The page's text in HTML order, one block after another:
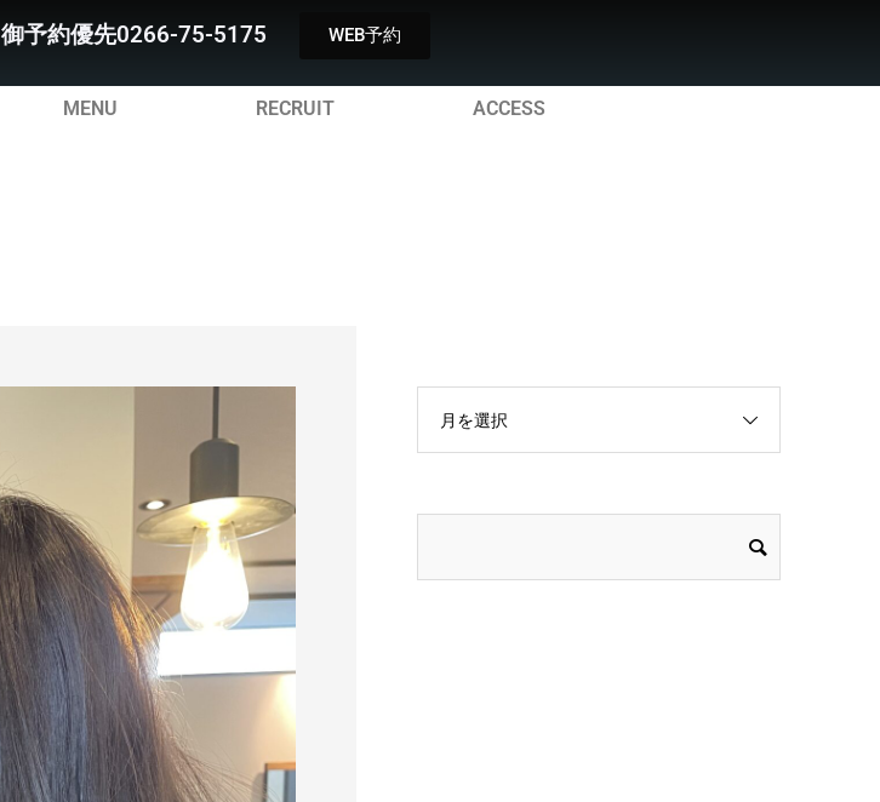
御予約優先0266-75-5175 WEB予約
MENU RECRUIT ACCESS
月を選択